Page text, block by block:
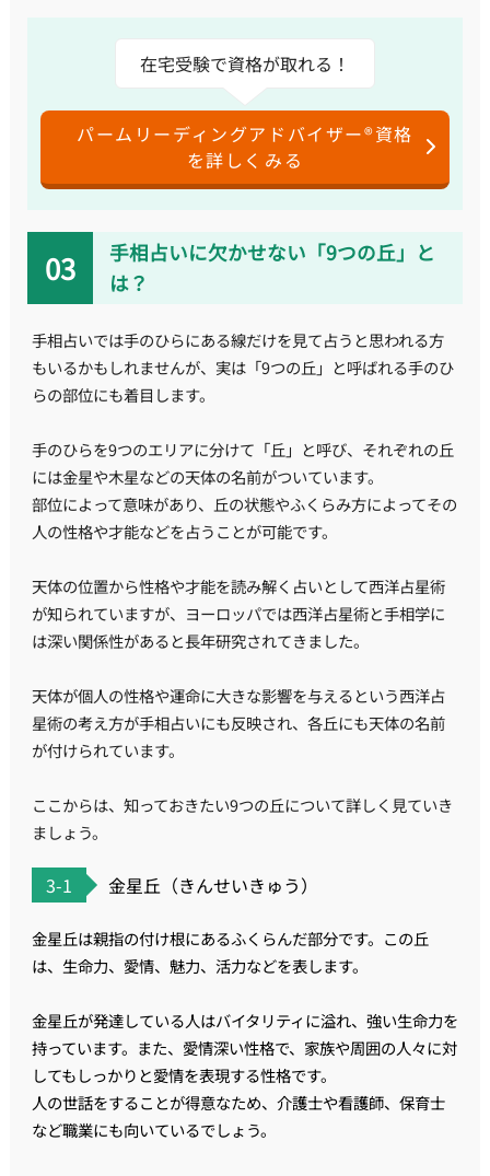
在宅受験で資格が取れる！
パームリーディングアドバイザー®資格
を詳しくみる
手相占いに欠かせない「9つの丘」と
は？
手相占いでは手のひらにある線だけを見て占うと思われる方
もいるかもしれませんが、実は「9つの丘」と呼ばれる手のひ
らの部位にも着目します。
手のひらを9つのエリアに分けて「丘」と呼び、それぞれの丘
には金星や木星などの天体の名前がついています。
部位によって意味があり、丘の状態やふくらみ方によってその
人の性格や才能などを占うことが可能です。
天体の位置から性格や才能を読み解く占いとして西洋占星術
が知られていますが、ヨーロッパでは西洋占星術と手相学に
は深い関係性があると長年研究されてきました。
天体が個人の性格や運命に大きな影響を与えるという西洋占
星術の考え方が手相占いにも反映され、各丘にも天体の名前
が付けられています。
ここからは、知っておきたい9つの丘について詳しく見ていき
ましょう。
3-1 金星丘（きんせいきゅう）
金星丘は親指の付け根にあるふくらんだ部分です。この丘
は、生命力、愛情、魅力、活力などを表します。
金星丘が発達している人はバイタリティに溢れ、強い生命力を
持っています。また、愛情深い性格で、家族や周囲の人々に対
してもしっかりと愛情を表現する性格です。
人の世話をすることが得意なため、介護士や看護師、保育士
など職業にも向いているでしょう。